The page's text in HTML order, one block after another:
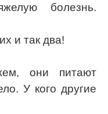
болезнь.
и так два!
они питают
У кого другие